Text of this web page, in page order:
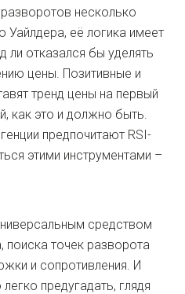
несколько
Уайлдера, её логика имеет
ли отказался бы уделять
цены. Позитивные и
тренд цены на первый
как это и должно быть.
предпочитают RSI-
этими инструментами –
средством
поиска точек разворота
и сопротивления. И
предугадать, глядя